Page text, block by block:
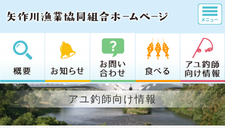
アユ釣師向け情報